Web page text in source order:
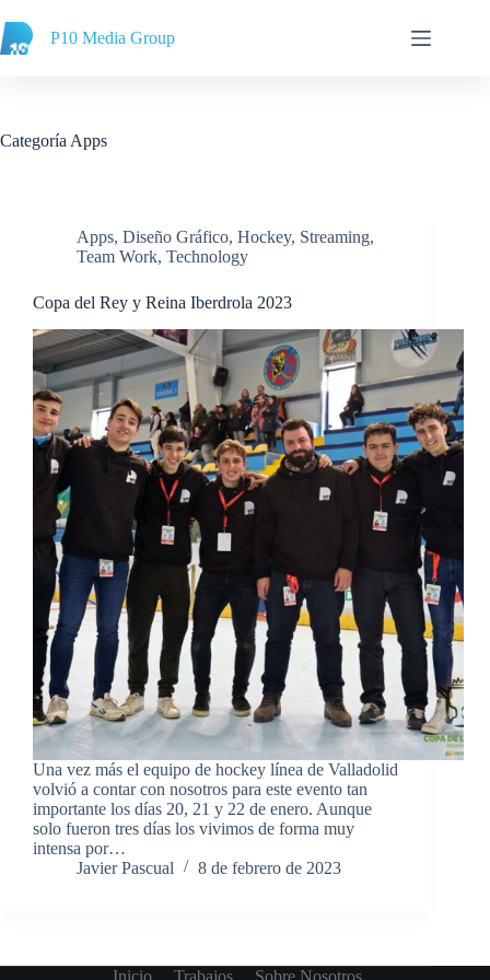
al
contenido
P10 Media Group
Categoría Apps
Apps, Diseño Gráfico, Hockey, Streaming,
Team Work, Technology
Copa del Rey y Reina Iberdrola 2023
Una vez más el equipo de hockey línea de Valladolid
volvió a contar con nosotros para este evento tan
importante los días 20, 21 y 22 de enero. Aunque
solo fueron tres días los vivimos de forma muy
intensa por…
Javier Pascual
8 de febrero de 2023
Inicio Trabajos Sobre Nosotros